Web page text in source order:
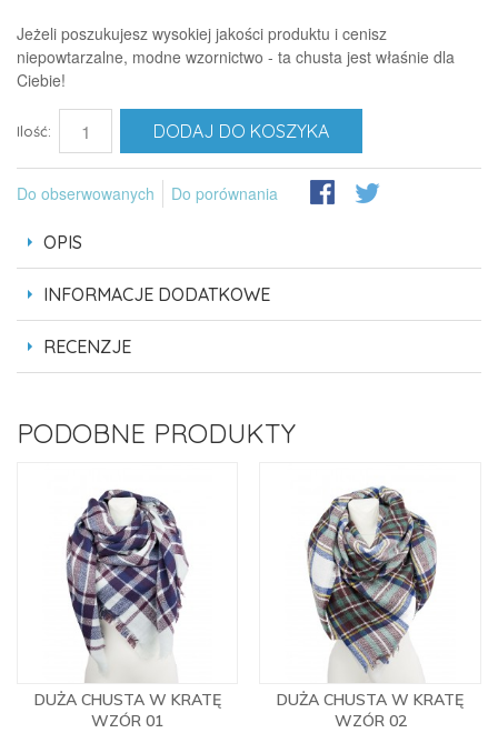
Jeżeli poszukujesz wysokiej jakości produktu i cenisz
niepowtarzalne, modne wzornictwo - ta chusta jest właśnie dla
Ciebie!
Ilość: DODAJ DO KOSZYKA
Do obserwowanych Do porównania
OPIS
INFORMACJE DODATKOWE
RECENZJE
PODOBNE PRODUKTY
DUŻA CHUSTA W KRATĘ
WZÓR 01
DUŻA CHUSTA W KRATĘ
WZÓR 02